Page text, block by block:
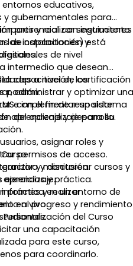
entornos educativos,
y gubernamentales para
y realizar seguimiento
de capacitación y
presencial con instructores
las instalaciones) está
de nivel
intermedio que desean
a nivel de certificación
administrar y optimizar una
con el fin de respaldar
aprendizaje y desarrollo.
capacitación, los
podrán:
e implementar un sistema
del aprendizaje para su
asignar roles y
permisos de acceso.
y monitorear cursos y
aprendizaje.
informes y realizar
al progreso y rendimiento
y discusión.
ejercicios y práctica.
práctica en un entorno de
en vivo.
del Curso
una capacitación
para este curso,
para coordinarlo.